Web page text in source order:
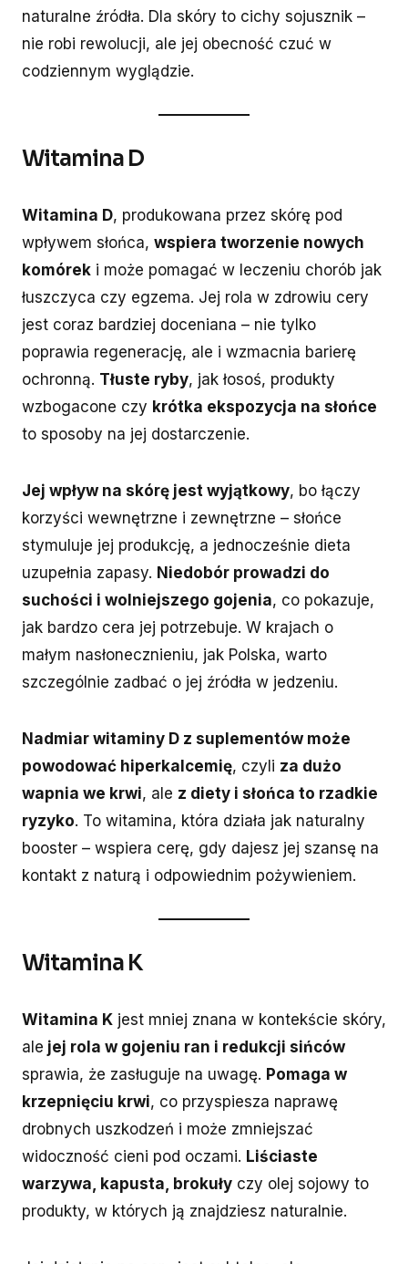
naturalne źródła. Dla skóry to cichy sojusznik –
nie robi rewolucji, ale jej obecność czuć w
codziennym wyglądzie.
Witamina D
Witamina D, produkowana przez skórę pod
wpływem słońca, wspiera tworzenie nowych
komórek i może pomagać w leczeniu chorób jak
łuszczyca czy egzema. Jej rola w zdrowiu cery
jest coraz bardziej doceniana – nie tylko
poprawia regenerację, ale i wzmacnia barierę
ochronną. Tłuste ryby, jak łosoś, produkty
wzbogacone czy krótka ekspozycja na słońce
to sposoby na jej dostarczenie.
Jej wpływ na skórę jest wyjątkowy, bo łączy
korzyści wewnętrzne i zewnętrzne – słońce
stymuluje jej produkcję, a jednocześnie dieta
uzupełnia zapasy. Niedobór prowadzi do
suchości i wolniejszego gojenia, co pokazuje,
jak bardzo cera jej potrzebuje. W krajach o
małym nasłonecznieniu, jak Polska, warto
szczególnie zadbać o jej źródła w jedzeniu.
Nadmiar witaminy D z suplementów może
powodować hiperkalcemię, czyli za dużo
wapnia we krwi, ale z diety i słońca to rzadkie
ryzyko. To witamina, która działa jak naturalny
booster – wspiera cerę, gdy dajesz jej szansę na
kontakt z naturą i odpowiednim pożywieniem.
Witamina K
Witamina K jest mniej znana w kontekście skóry,
ale jej rola w gojeniu ran i redukcji sińców
sprawia, że zasługuje na uwagę. Pomaga w
krzepnięciu krwi, co przyspiesza naprawę
drobnych uszkodzeń i może zmniejszać
widoczność cieni pod oczami. Liściaste
warzywa, kapusta, brokuły czy olej sojowy to
produkty, w których ją znajdziesz naturalnie.